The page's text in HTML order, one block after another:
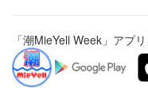
「潮MieYell Week」アプ